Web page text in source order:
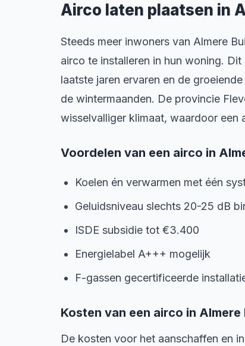
Airco laten plaatsen in
Steeds meer inwoners van Almere
airco te installeren in hun woning.
laatste jaren ervaren en de
de wintermaanden. De provincie
wisselvalliger klimaat, waardoor een
Voordelen van een airco in
Koelen én verwarmen met één
Geluidsniveau slechts 20-25 dB
ISDE subsidie tot €3.400
Energielabel A+++ mogelijk
F-gassen gecertificeerde
Kosten van een airco in Almere
De kosten voor het aanschaffen en